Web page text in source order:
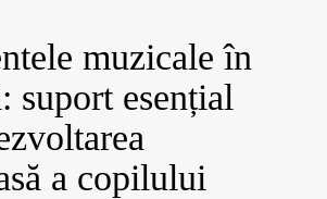
muzicale în
suport esențial
a copilului